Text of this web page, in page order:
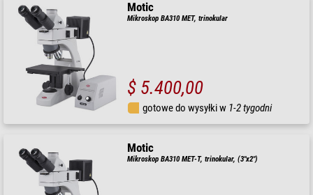
Motic
Mikroskop BA310 MET, trinokular
$ 5.400,00
gotowe do wysyłki w 1-2 tygodni
Motic
Mikroskop BA310 MET-T, trinokular, (3"x2")